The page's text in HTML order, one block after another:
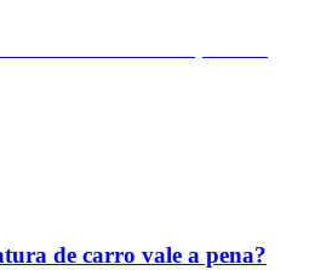
de carro vale a pena?